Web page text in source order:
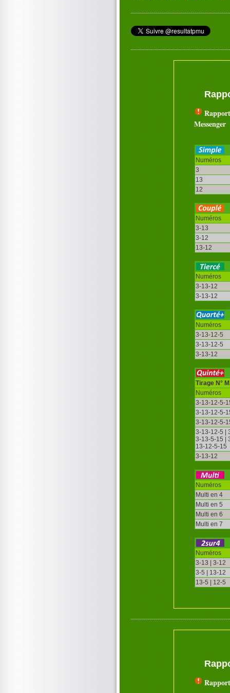
Messenger
Numéros
3
13
12
Numéros
3-13
3-12
13-12
Numéros
3-13-12
3-13-12
Numéros
3-13-12-5
3-13-12-5
3-13-12
Tirage N°
Numéros
3-13-12-5-
3-13-12-5-
3-13-12-5-
3-13-12-5 |
3-13-5-15 |
13-12-5-15
3-13-12
Numéros
Multi en 4
Multi en 5
Multi en 6
Multi en 7
Numéros
3-13 | 3-12
3-5 | 13-12
13-5 | 12-5